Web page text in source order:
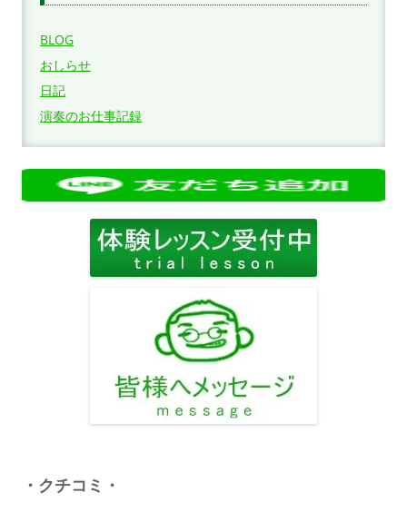
BLOG
おしらせ
日記
演奏のお仕事記録
・クチコミ・